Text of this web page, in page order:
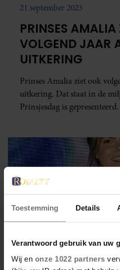
Toestemming Details
Verantwoord gebruik van uw
Wij en onze 1022 partners
21 september 2023
PRINSES AMALIA
VOLGEND JAAR
UITKERING
Prinses Amalia ziet ook
uitkering. Dat staat in de
Prinsjesdag is gepresenteerd.